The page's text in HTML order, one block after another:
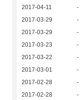
2017-04-11
-
2017-03-29
-
2017-03-29
-
2017-03-23
-
2017-03-22
-
2017-03-01
-
2017-02-28
-
2017-02-28
-